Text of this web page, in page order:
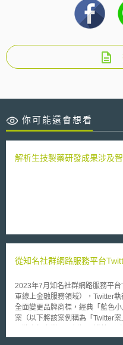
你可能還會想看
解析生技製藥研發成果涉及
從知名社群網路服務平台
2023年7月知名社群網路服務平
軍線上金融服務領域），Twitter
全面變更品牌商標，經典「藍色
案（以下將該案例稱為「Twitter案」）。 實務上，企業可能於多
公司轉型為商業科技公司的決心